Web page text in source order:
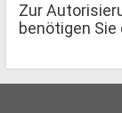
Zur
benötigen